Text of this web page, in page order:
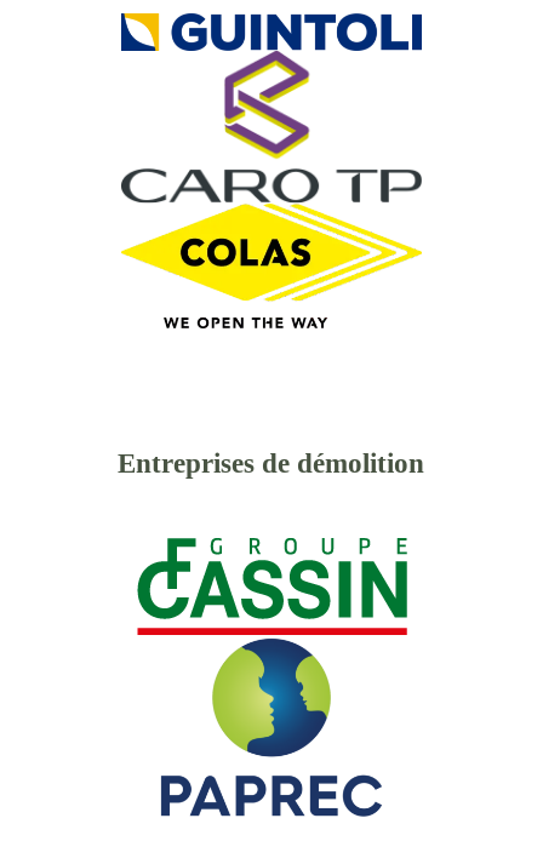
Entreprises de démolition